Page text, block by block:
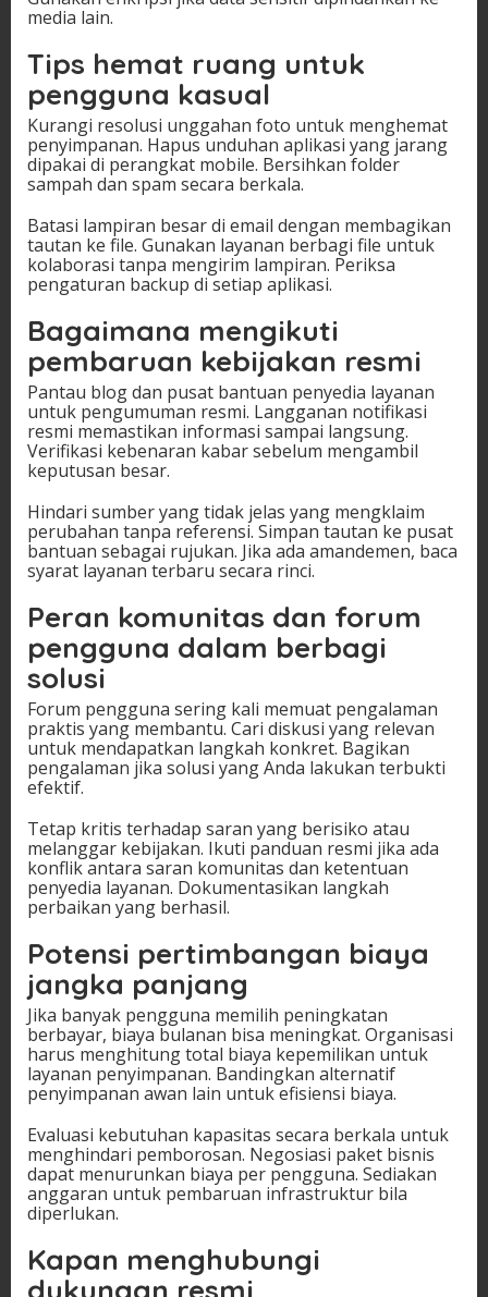
media lain.
Tips hemat ruang untuk
pengguna kasual
Kurangi resolusi unggahan foto untuk menghemat
penyimpanan. Hapus unduhan aplikasi yang jarang
dipakai di perangkat mobile. Bersihkan folder
sampah dan spam secara berkala.
Batasi lampiran besar di email dengan membagikan
tautan ke file. Gunakan layanan berbagi file untuk
kolaborasi tanpa mengirim lampiran. Periksa
pengaturan backup di setiap aplikasi.
Bagaimana mengikuti
pembaruan kebijakan resmi
Pantau blog dan pusat bantuan penyedia layanan
untuk pengumuman resmi. Langganan notifikasi
resmi memastikan informasi sampai langsung.
Verifikasi kebenaran kabar sebelum mengambil
keputusan besar.
Hindari sumber yang tidak jelas yang mengklaim
perubahan tanpa referensi. Simpan tautan ke pusat
bantuan sebagai rujukan. Jika ada amandemen, baca
syarat layanan terbaru secara rinci.
Peran komunitas dan forum
pengguna dalam berbagi
solusi
Forum pengguna sering kali memuat pengalaman
praktis yang membantu. Cari diskusi yang relevan
untuk mendapatkan langkah konkret. Bagikan
pengalaman jika solusi yang Anda lakukan terbukti
efektif.
Tetap kritis terhadap saran yang berisiko atau
melanggar kebijakan. Ikuti panduan resmi jika ada
konflik antara saran komunitas dan ketentuan
penyedia layanan. Dokumentasikan langkah
perbaikan yang berhasil.
Potensi pertimbangan biaya
jangka panjang
Jika banyak pengguna memilih peningkatan
berbayar, biaya bulanan bisa meningkat. Organisasi
harus menghitung total biaya kepemilikan untuk
layanan penyimpanan. Bandingkan alternatif
penyimpanan awan lain untuk efisiensi biaya.
Evaluasi kebutuhan kapasitas secara berkala untuk
menghindari pemborosan. Negosiasi paket bisnis
dapat menurunkan biaya per pengguna. Sediakan
anggaran untuk pembaruan infrastruktur bila
diperlukan.
Kapan menghubungi